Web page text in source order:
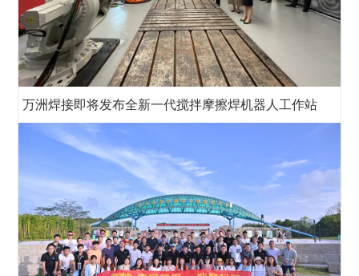
万洲焊接即将发布全新一代搅拌摩擦焊机器人工作站